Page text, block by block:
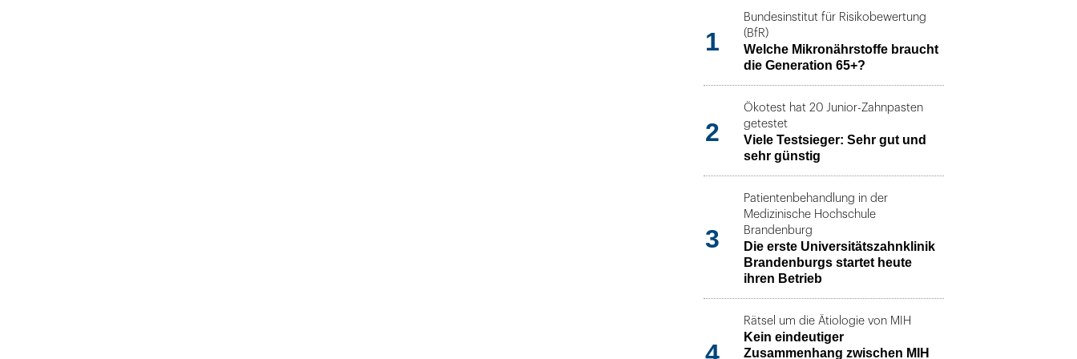
1
Bundesinstitut für Risikobewertung
(BfR)
Welche Mikronährstoffe braucht
die Generation 65+?
2
Ökotest hat 20 Junior-Zahnpasten
getestet
Viele Testsieger: Sehr gut und
sehr günstig
3
Patientenbehandlung in der
Medizinische Hochschule
Brandenburg
Die erste Universitätszahnklinik
Brandenburgs startet heute
ihren Betrieb
4
Rätsel um die Ätiologie von MIH
Kein eindeutiger
Zusammenhang zwischen MIH